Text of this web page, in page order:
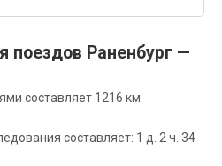
поездов Раненбург —
составляет 1216 км.
составляет: 1 д. 2 ч. 34